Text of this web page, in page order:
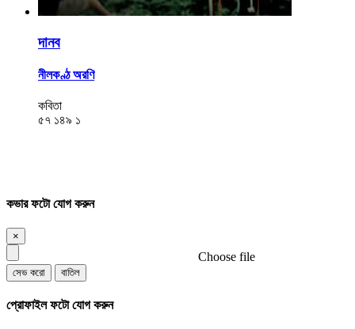
দানব
নীলকণ্ঠ অরণি
কবিতা
৫৭ ১৪৯ ১
কভার ফটো যোগ করুন
×
Choose file
সেভ করো বাতিল
প্রোফাইল ফটো যোগ করুন